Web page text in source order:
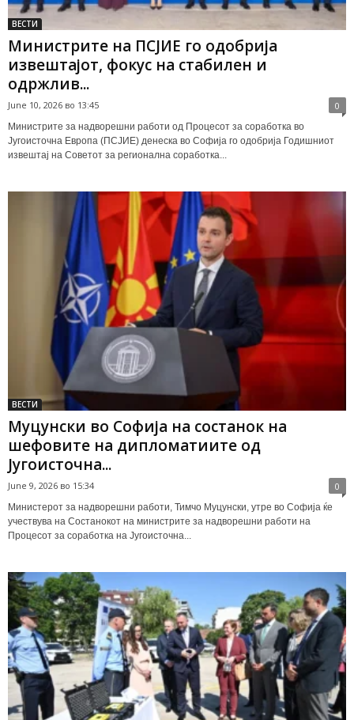
ВЕСТИ
Министрите на ПСЈИЕ го одобрија
извештајот, фокус на стабилен и
одржлив...
June 10, 2026 во 13:45 0
Министрите за надворешни работи од Процесот за соработка во
Југоисточна Европа (ПСЈИЕ) денеска во Софија го одобрија Годишниот
извештај на Советот за регионална соработка...
ВЕСТИ
Муцунски во Софија на состанок на
шефовите на дипломатиите од
Југоисточна...
June 9, 2026 во 15:34 0
Министерот за надворешни работи, Тимчо Муцунски, утре во Софија ќе
учествува на Состанокот на министрите за надворешни работи на
Процесот за соработка на Југоисточна...